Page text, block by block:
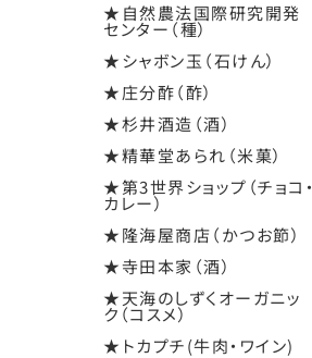
★自然農法国際研究開発
センター（種）
★シャボン玉（石けん）
★庄分酢（酢）
★杉井酒造（酒）
★精華堂あられ（米菓）
★第3世界ショップ（チョコ・
カレー）
★隆海屋商店（かつお節）
★寺田本家（酒）
★天海のしずくオーガニッ
ク（コスメ）
★トカプチ(牛肉・ワイン)